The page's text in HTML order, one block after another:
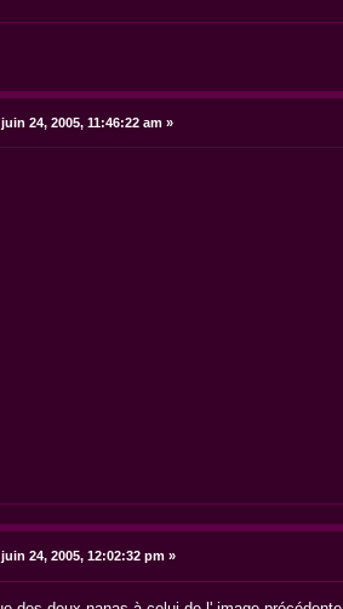
juin 24, 2005, 11:46:22 am »
juin 24, 2005, 12:02:32 pm »